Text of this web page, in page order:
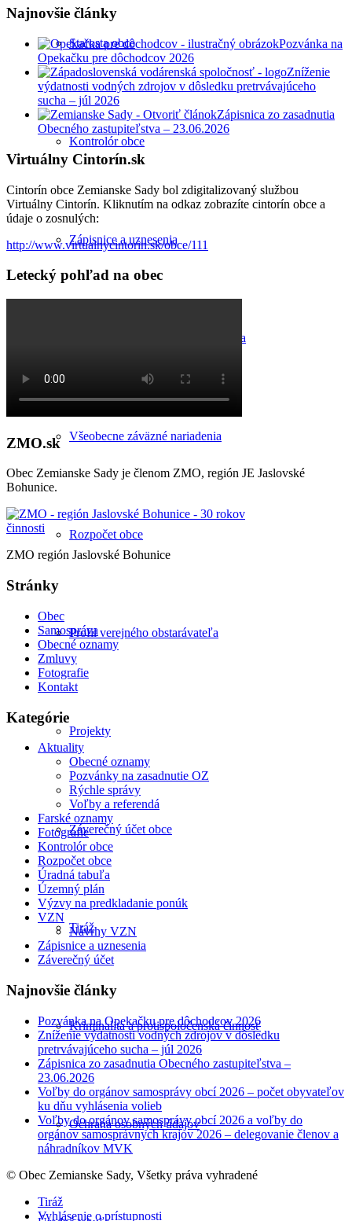
Starosta obce
Kontrolór obce
Zápisnice a uznesenia
Zasadnutia obecného zastupiteľstva
Všeobecne záväzné nariadenia
Rozpočet obce
Profil verejného obstarávateľa
Projekty
Záverečný účet obce
Tiráž
Kriminalita a protispoločenská činnosť
Ochrana osobných údajov
Najnovšie články
Pozvánka na
Opekačku pre dôchodcov 2026
Zníženie
výdatnosti vodných zdrojov v dôsledku pretrvávajúceho
sucha – júl 2026
Zápisnica zo zasadnutia
Obecného zastupiteľstva – 23.06.2026
Virtuálny Cintorín.sk
Cintorín obce Zemianske Sady bol zdigitalizovaný službou
Virtuálny Cintorín. Kliknutím na odkaz zobrazíte cintorín obce a
údaje o zosnulých:
http://www.virtualnycintorin.sk/obce/111
Letecký pohľad na obec
ZMO.sk
Obec Zemianske Sady je členom ZMO, región JE Jaslovské
Bohunice.
ZMO región Jaslovské Bohunice
Stránky
Obec
Samospráva
Obecné oznamy
Zmluvy
Fotografie
Kontakt
Kategórie
Aktuality
Obecné oznamy
Pozvánky na zasadnutie OZ
Rýchle správy
Voľby a referendá
Farské oznamy
Fotografie
Kontrolór obce
Rozpočet obce
Úradná tabuľa
Územný plán
Výzvy na predkladanie ponúk
VZN
Návrhy VZN
Zápisnice a uznesenia
Záverečný účet
Najnovšie články
Pozvánka na Opekačku pre dôchodcov 2026
Zníženie výdatnosti vodných zdrojov v dôsledku
pretrvávajúceho sucha – júl 2026
Zápisnica zo zasadnutia Obecného zastupiteľstva –
23.06.2026
Voľby do orgánov samosprávy obcí 2026 – počet obyvateľov
ku dňu vyhlásenia volieb
Voľby do orgánov samosprávy obcí 2026 a voľby do
orgánov samosprávnych krajov 2026 – delegovanie členov a
náhradníkov MVK
© Obec Zemianske Sady, Všetky práva vyhradené
Tiráž
Vyhlásenie o prístupnosti